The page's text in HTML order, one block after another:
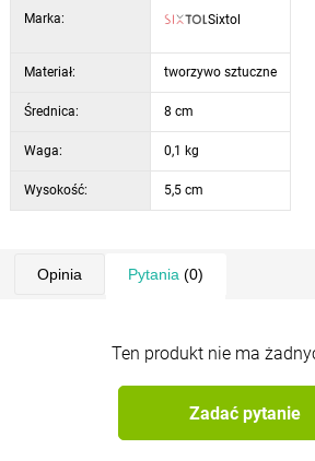
· typ filtra HEPA
· kompatybilny z: SX1201 CAR VAC 1
Marka: Sixtol
Materiał: tworzywo sztuczne
Średnica: 8 cm
Waga: 0,1 kg
Wysokość: 5,5 cm
Opinia Pytania (0)
Ten produkt nie ma
Zadać pytanie